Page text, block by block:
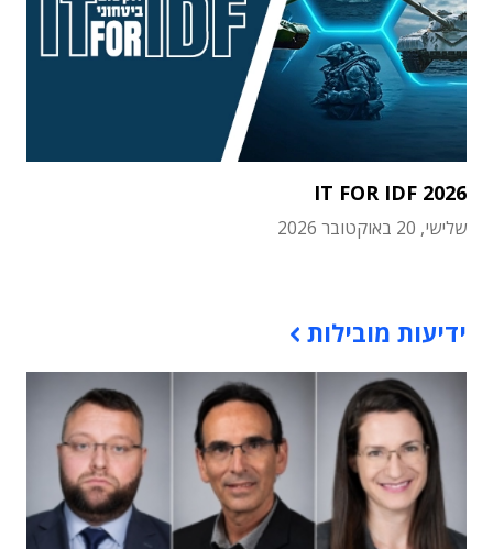
IT FOR IDF 2026
שלישי, 20 באוקטובר 2026
ידיעות מובילות